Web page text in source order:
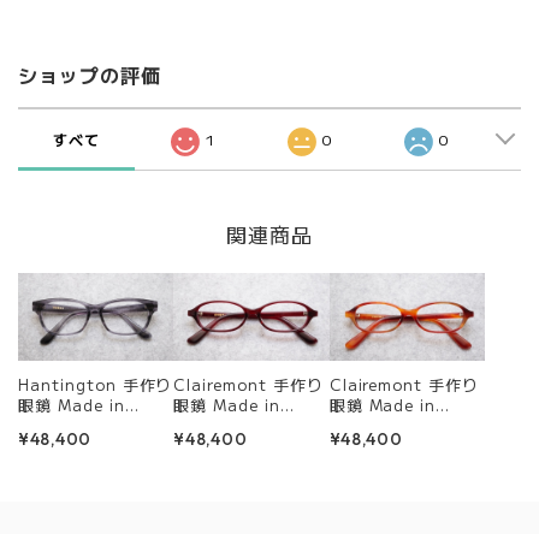
ショップの評価
すべて 1 0 0
関連商品
Hantington 手作り
眼鏡 Made in
¥48,400
Clairemont 手作り
眼鏡 Made in
¥48,400
Clairemont 手作り
眼鏡 Made in
¥48,400